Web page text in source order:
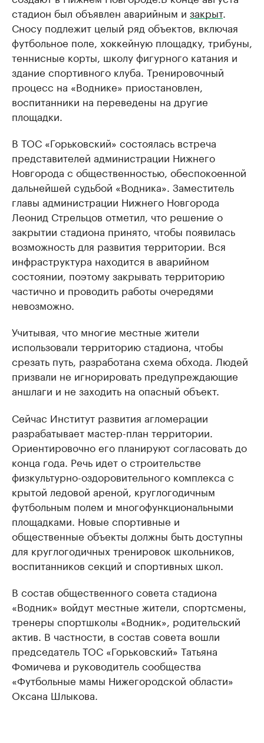
стадион был объявлен аварийным и закрыт.
Сносу подлежит целый ряд объектов, включая
футбольное поле, хоккейную площадку, трибуны,
теннисные корты, школу фигурного катания и
здание спортивного клуба. Тренировочный
процесс на «Воднике» приостановлен,
воспитанники на переведены на другие
площадки.
В ТОС «Горьковский» состоялась встреча
представителей администрации Нижнего
Новгорода с общественностью, обеспокоенной
дальнейшей судьбой «Водника». Заместитель
главы администрации Нижнего Новгорода
Леонид Стрельцов отметил, что решение о
закрытии стадиона принято, чтобы появилась
возможность для развития территории. Вся
инфраструктура находится в аварийном
состоянии, поэтому закрывать территорию
частично и проводить работы очередями
невозможно.
Учитывая, что многие местные жители
использовали территорию стадиона, чтобы
срезать путь, разработана схема обхода. Людей
призвали не игнорировать предупреждающие
аншлаги и не заходить на опасный объект.
Сейчас Институт развития агломерации
разрабатывает мастер-план территории.
Ориентировочно его планируют согласовать до
конца года. Речь идет о строительстве
физкультурно-оздоровительного комплекса с
крытой ледовой ареной, круглогодичным
футбольным полем и многофункциональными
площадками. Новые спортивные и
общественные объекты должны быть доступны
для круглогодичных тренировок школьников,
воспитанников секций и спортивных школ.
В состав общественного совета стадиона
«Водник» войдут местные жители, спортсмены,
тренеры спортшколы «Водник», родительский
актив. В частности, в состав совета вошли
председатель ТОС «Горьковский» Татьяна
Фомичева и руководитель сообщества
«Футбольные мамы Нижегородской области»
Оксана Шлыкова.